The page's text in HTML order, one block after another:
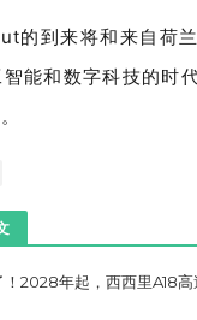
的到来将和来自荷
能和数字科技的时
！2028年起，西西里A18